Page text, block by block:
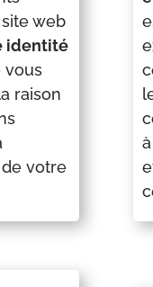
web
identité
vous
raison
votre